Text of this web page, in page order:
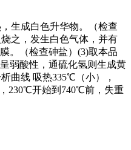
生成白色升华物。（检查
之，发生白色气体，并有
。（检查砷盐）(3)取本品
弱酸性，通硫化氢则生成黄
曲线 吸热335℃（小），
230℃开始到740℃前，失重